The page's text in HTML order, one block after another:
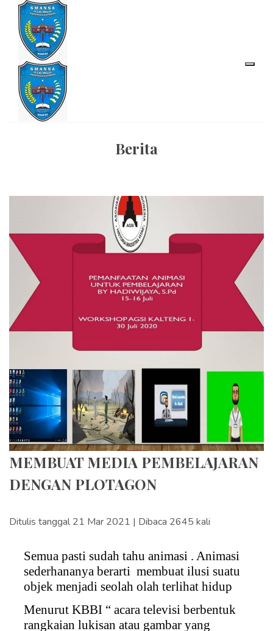
Berita
MEMBUAT MEDIA PEMBELAJARAN
DENGAN PLOTAGON
Ditulis tanggal 21 Mar 2021 | Dibaca 2645 kali
Semua pasti sudah tahu animasi . Animasi
sederhananya berarti membuat ilusi suatu
objek menjadi seolah olah terlihat hidup
Menurut KBBI “ acara televisi berbentuk
rangkaian lukisan atau gambar yang